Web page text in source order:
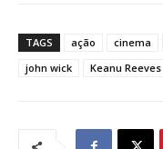
TAGS ação cinema
john wick
Keanu Reeves